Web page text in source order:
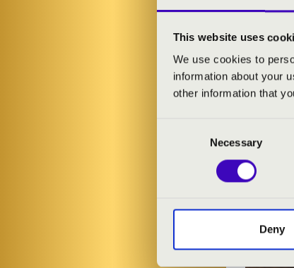
This website uses
We use cookies to
information about your
other information that
Necessary
Deny